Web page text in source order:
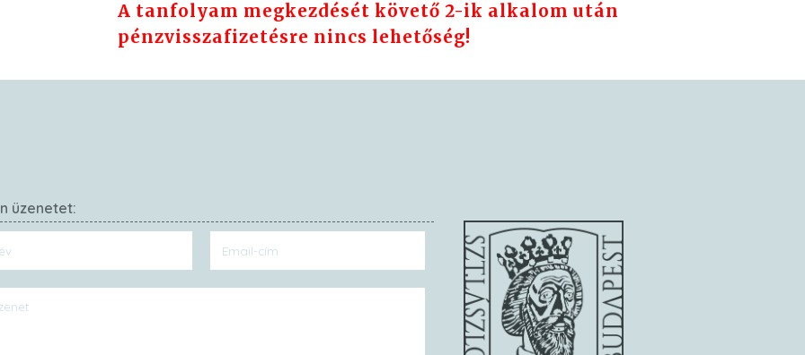
A tanfolyam megkezdését követő 2-ik alkalom után
pénzvisszafizetésre nincs lehetőség!
üzenetet: